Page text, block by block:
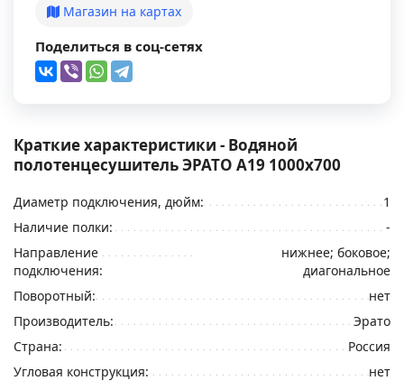
Магазин на картах
Поделиться в соц-сетях
Краткие характеристики - Водяной
полотенцесушитель ЭРАТО А19 1000x700
Диаметр подключения, дюйм:
1
Наличие полки:
-
Направление
подключения:
нижнее; боковое;
диагональное
Поворотный:
нет
Производитель:
Эрато
Страна:
Россия
Угловая конструкция:
нет